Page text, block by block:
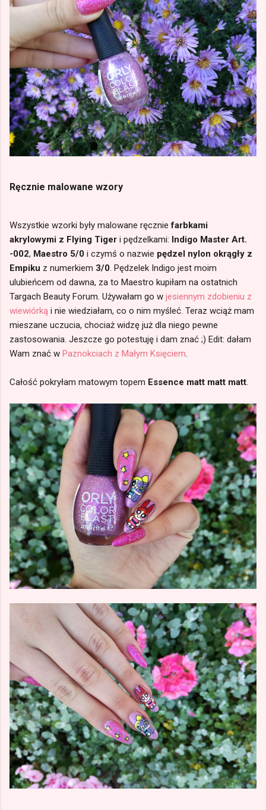
Ręcznie malowane wzory
Wszystkie wzorki były malowane ręczniefarbkami
akrylowymi z Flying Tiger i pędzelkami: Indigo Master Art.
-002, Maestro 5/0 i czymś o nazwie pędzel nylon okrągły z
Empiku z numerkiem 3/0. Pędzelek Indigo jest moim
ulubieńcem od dawna, za to Maestro kupiłam na ostatnich
Targach Beauty Forum. Używałam go w jesiennym zdobieniu z
wiewiórką i nie wiedziałam, co o nim myśleć. Teraz wciąż mam
mieszane uczucia, chociaż widzę już dla niego pewne
zastosowania. Jeszcze go potestuję i dam znać ;) Edit: dałam
Wam znać w Paznokciach z Małym Księciem.
Całość pokryłam matowym topem Essence matt matt matt.